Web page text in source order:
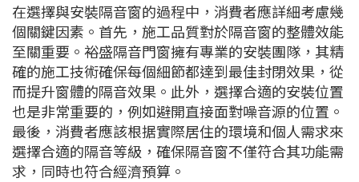
在選擇與安裝隔音窗的過程中，消費者應詳細考慮幾
個關鍵因素。首先，施工品質對於隔音窗的整體效能
至關重要。裕盛隔音門窗擁有專業的安裝團隊，其精
確的施工技術確保每個細節都達到最佳封閉效果，從
而提升窗體的隔音效果。此外，選擇合適的安裝位置
也是非常重要的，例如避開直接面對噪音源的位置。
最後，消費者應該根据實際居住的環境和個人需求來
選擇合適的隔音等級，確保隔音窗不僅符合其功能需
求，同時也符合經濟預算。